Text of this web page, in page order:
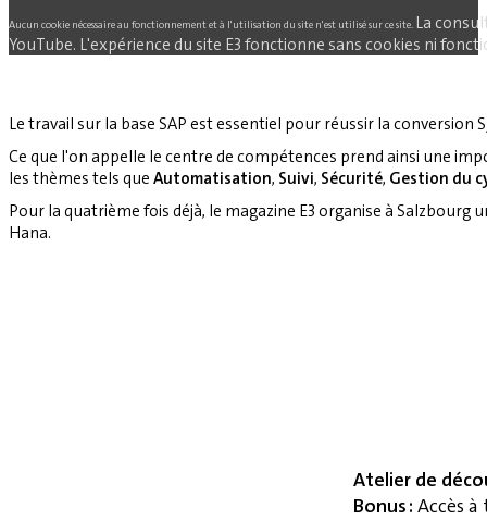
Aucun cookie nécessaire au fonctionnement et à l'utilisation du site n'est utilisé sur ce site. La
YouTube. L'expérience du site E3 fonctionne sans cookies ni
Le travail sur la base SAP est essentiel pour réussir la conversion
Ce que l'on appelle le centre de compétences prend ainsi une
les thèmes tels que Automatisation, Suivi, Sécurité, Gestion du
Pour la quatrième fois déjà, le magazine E3 organise à
Hana.
Atelier de
Bonus : Accès